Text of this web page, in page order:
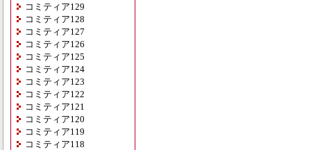
コミティア129
コミティア128
コミティア127
コミティア126
コミティア125
コミティア124
コミティア123
コミティア122
コミティア121
コミティア120
コミティア119
コミティア118